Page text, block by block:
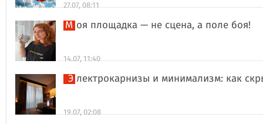
27.07, 08:11
Моя площадка — не сцена, а поле боя!
14.07, 11:40
Электрокарнизы и минимализм: как
19.07, 02:08